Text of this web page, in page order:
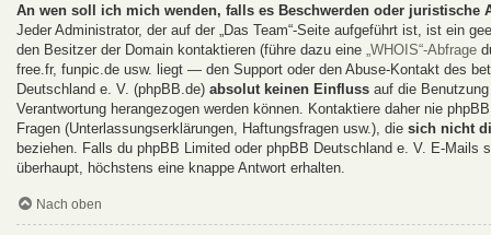
An wen soll ich mich wenden, falls es Beschwerden oder juristische
Jeder Administrator, der auf der „Das Team“-Seite aufgeführt ist, ist ein
den Besitzer der Domain kontaktieren (führe dazu eine „WHOIS“-Abfrage
free.fr, funpic.de usw. liegt — den Support oder den Abuse-Kontakt des
Deutschland e. V. (phpBB.de) absolut keinen Einfluss auf die
Verantwortung herangezogen werden können. Kontaktiere daher nie
Fragen (Unterlassungserklärungen, Haftungsfragen usw.), die sich nicht
beziehen. Falls du phpBB Limited oder phpBB Deutschland e. V. E-Mails
überhaupt, höchstens eine knappe Antwort erhalten.
Nach oben